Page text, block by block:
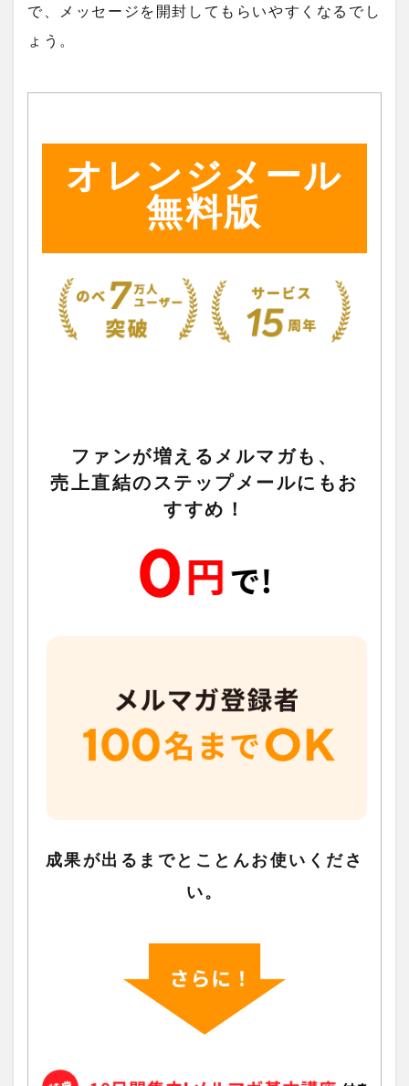
で、メッセージを開封してもらいやすくなるでし
ょう。
オレンジメール
無料版
ファンが増えるメルマガも、
売上直結のステップメールにもお
すすめ！
成果が出るまでとことんお使いくださ
い。